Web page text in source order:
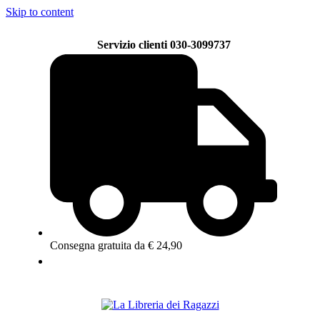
Skip to content
Servizio clienti 030-3099737
Consegna gratuita da € 24,90